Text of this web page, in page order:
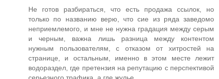
Не готов разбираться, что есть продажа ссылок, но
только по названию верю, что сие из ряда заведомо
неприемлемого, и мне не нужна градация между серым
и черным, важна лишь разница между контентом
нужным пользователям, с отказом от хитростей на
странице, и остальным, именно в этом месте лежит
водораздел, где претензия на репутацию с перспективой